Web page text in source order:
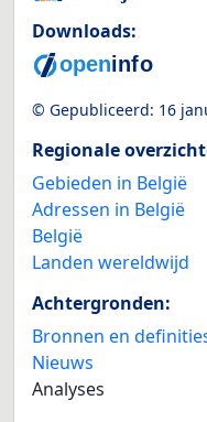
Downloads:
© Gepubliceerd: 16
Regionale
Gebieden in België
Adressen in België
België
Landen wereldwijd
Achtergronden:
Bronnen en
Nieuws
Analyses